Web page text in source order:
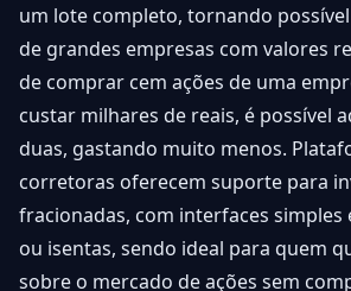
um lote completo, tornando
de grandes empresas com valores
de comprar cem ações de uma
custar milhares de reais, é possível
duas, gastando muito menos.
corretoras oferecem suporte para
fracionadas, com interfaces simples
ou isentas, sendo ideal para quem
sobre o mercado de ações sem